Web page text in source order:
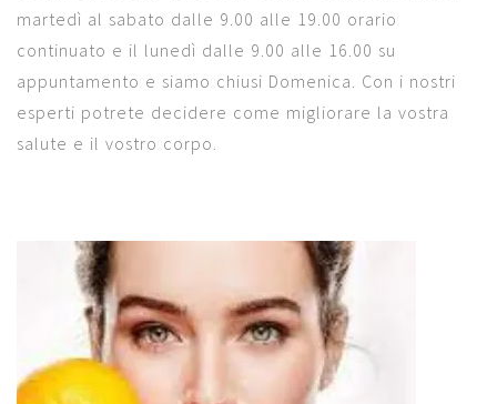
martedì al sabato dalle 9.00 alle 19.00 orario
continuato e il lunedì dalle 9.00 alle 16.00 su
appuntamento e siamo chiusi Domenica. Con i nostri
esperti potrete decidere come migliorare la vostra
salute e il vostro corpo.